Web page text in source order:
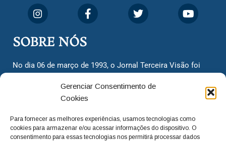
Gerenciar Consentimento de
Cookies
Para fornecer as melhores experiências, usamos tecnologias como
cookies para armazenar e/ou acessar informações do dispositivo. O
consentimento para essas tecnologias nos permitirá processar dados
SOBRE NÓS
No dia 06 de março de 1993, o Jornal Terceira Visão foi
cidadãos valinhenses, já que naquela época só existiam
dois jornais. Há mais de 30 anos, o jornal continua
com o foco de trazer as melhores notícias. Nunca
deixamos de lado as necessidades do cidadão, sempre